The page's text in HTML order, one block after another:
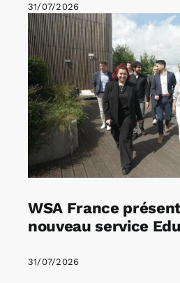
31/07/2026
WSA France
nouveau service
31/07/2026